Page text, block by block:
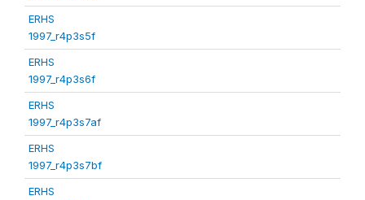
ERHS
1997_r4p3s5f
ERHS
1997_r4p3s6f
ERHS
1997_r4p3s7af
ERHS
1997_r4p3s7bf
ERHS